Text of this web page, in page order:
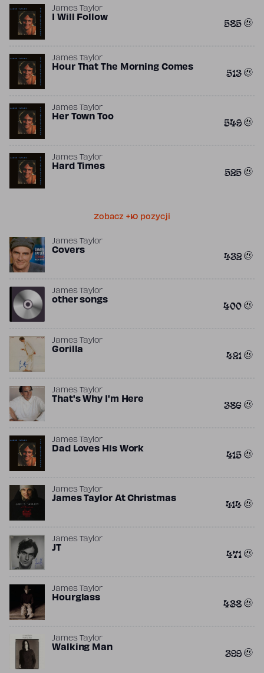
James Taylor
I Will Follow 585
James Taylor
Hour That The Morning Comes 513
James Taylor
Her Town Too 549
James Taylor
Hard Times 525
Zobacz +10 pozycji
James Taylor
Covers 432
James Taylor
other songs 400
James Taylor
Gorilla 421
James Taylor
That's Why I'm Here 386
James Taylor
Dad Loves His Work 415
James Taylor
James Taylor At Christmas 414
James Taylor
JT 471
James Taylor
Hourglass 438
James Taylor
Walking Man 399